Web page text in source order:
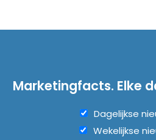
Marketingfacts. Elke
Dagelijkse
Wekelijkse